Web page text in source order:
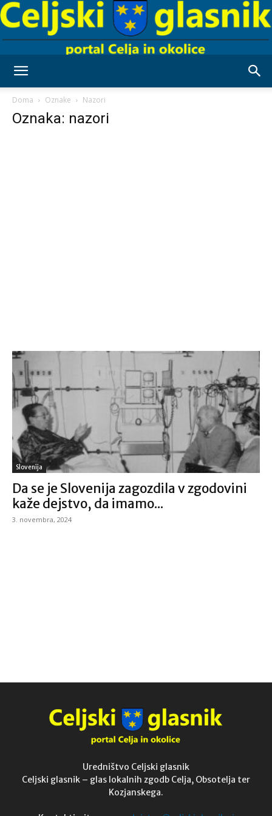
Doma Oznake Nazori
Oznaka: nazori
Slovenija
Da se je Slovenija zagozdila v zgodovini
kaže dejstvo, da imamo...
3. novembra, 2024
Uredništvo Celjski glasnik
Celjski glasnik – glas lokalnih zgodb Celja, Obsotelja ter
Kozjanskega.